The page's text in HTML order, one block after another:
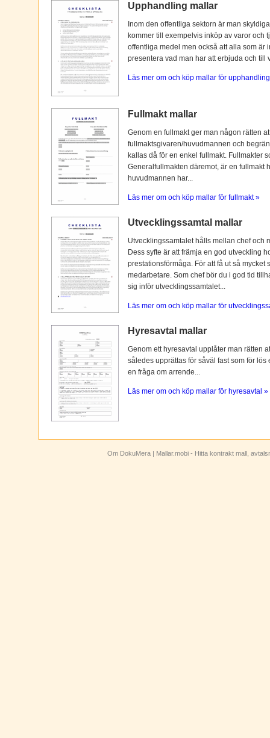
Upphandling mallar
Inom den offentliga sektorn är man
kommer till exempelvis inköp av varor och
offentliga medel men också att alla som är
presentera vad man har att erbjuda och till
Läs mer om och köp mallar för
Fullmakt mallar
Genom en fullmakt ger man någon rätten
fullmaktsgivaren/huvudmannen och
kallas då för en enkel fullmakt. Fullmakter
Generalfullmakten däremot, är en fullmakt
huvudmannen har...
Läs mer om och köp mallar för fullmakt »
Utvecklingssamtal mallar
Utvecklingssamtalet hålls mellan chef och
Dess syfte är att främja en god utveckling
prestationsförmåga. För att få ut så
medarbetare. Som chef bör du i god tid
sig inför utvecklingssamtalet...
Läs mer om och köp mallar för
Hyresavtal mallar
Genom ett hyresavtal upplåter man rätten
således upprättas för såväl fast som för
en fråga om arrende...
Läs mer om och köp mallar för hyresavtal »
Om DokuMera | Mallar.mobi - Hitta kontrakt mall,